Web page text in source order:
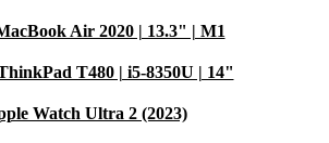
Air 2020 | 13.3" | M1
T480 | i5-8350U | 14"
Watch Ultra 2 (2023)